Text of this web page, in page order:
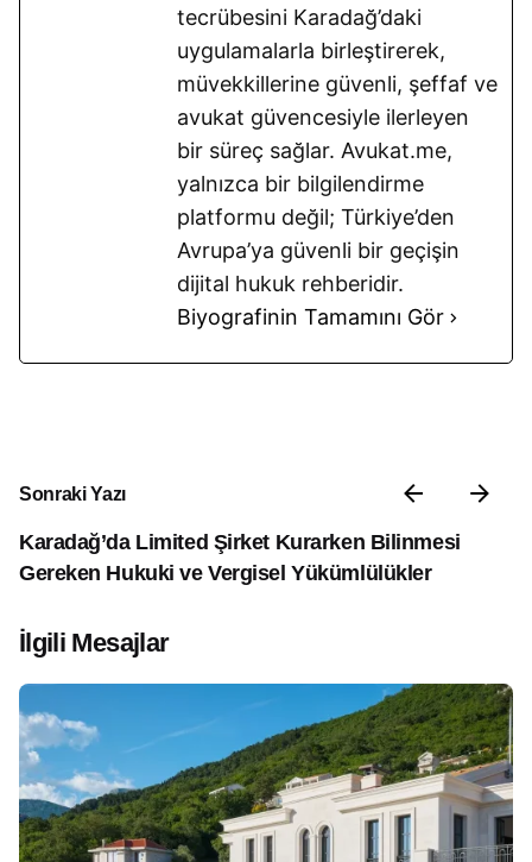
tecrübesini Karadağ’daki
uygulamalarla birleştirerek,
müvekkillerine güvenli, şeffaf ve
avukat güvencesiyle ilerleyen
bir süreç sağlar. Avukat.me,
yalnızca bir bilgilendirme
platformu değil; Türkiye’den
Avrupa’ya güvenli bir geçişin
dijital hukuk rehberidir.
Biyografinin Tamamını Gör
Sonraki Yazı
Karadağ’da Limited Şirket Kurarken Bilinmesi
Gereken Hukuki ve Vergisel Yükümlülükler
İlgili Mesajlar